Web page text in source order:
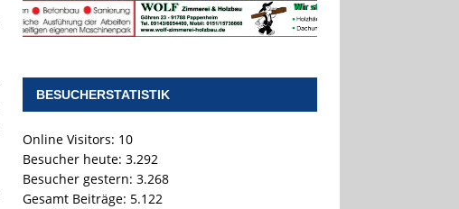
BESUCHERSTATISTIK
Online Visitors: 10
Besucher heute: 3.292
Besucher gestern: 3.268
Gesamt Beiträge: 5.122